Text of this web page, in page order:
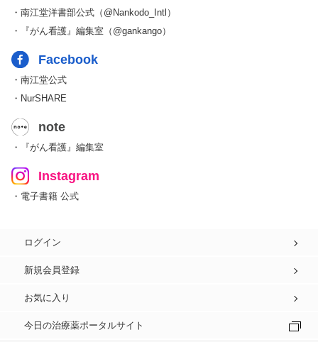
・南江堂洋書部公式（@Nankodo_Intl）
・『がん看護』編集室（@gankango）
Facebook
・南江堂公式
・NurSHARE
note
・『がん看護』編集室
Instagram
・電子書籍 公式
ログイン
新規会員登録
お気に入り
今日の治療薬ポータルサイト